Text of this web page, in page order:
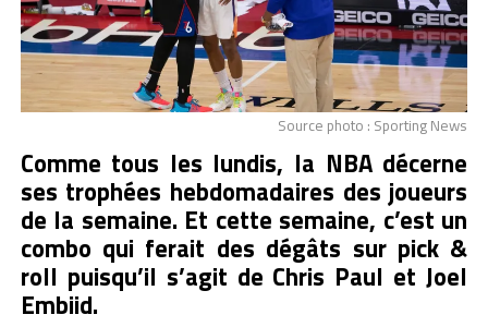
Source photo : Sporting News
Comme tous les lundis, la NBA décerne
ses trophées hebdomadaires des joueurs
de la semaine. Et cette semaine, c’est un
combo qui ferait des dégâts sur pick &
roll puisqu’il s’agit de Chris Paul et Joel
Embiid.